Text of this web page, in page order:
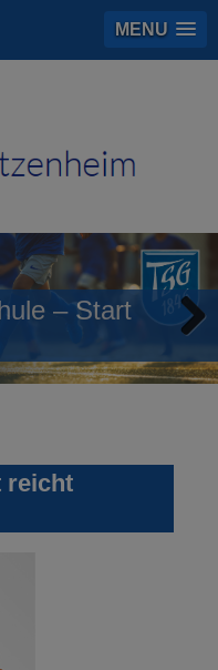
MENU
– Start
reicht